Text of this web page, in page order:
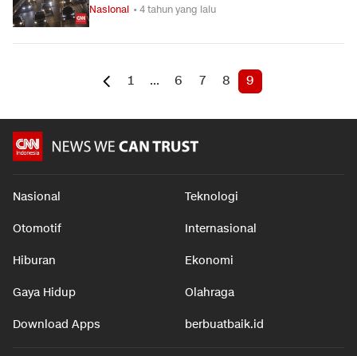
Nasional • 4 tahun yang lalu
1 ... 6 7 8 9
Nasional Teknologi
Otomotif Internasional
Hiburan Ekonomi
Gaya Hidup Olahraga
Download Apps berbuatbaik.id